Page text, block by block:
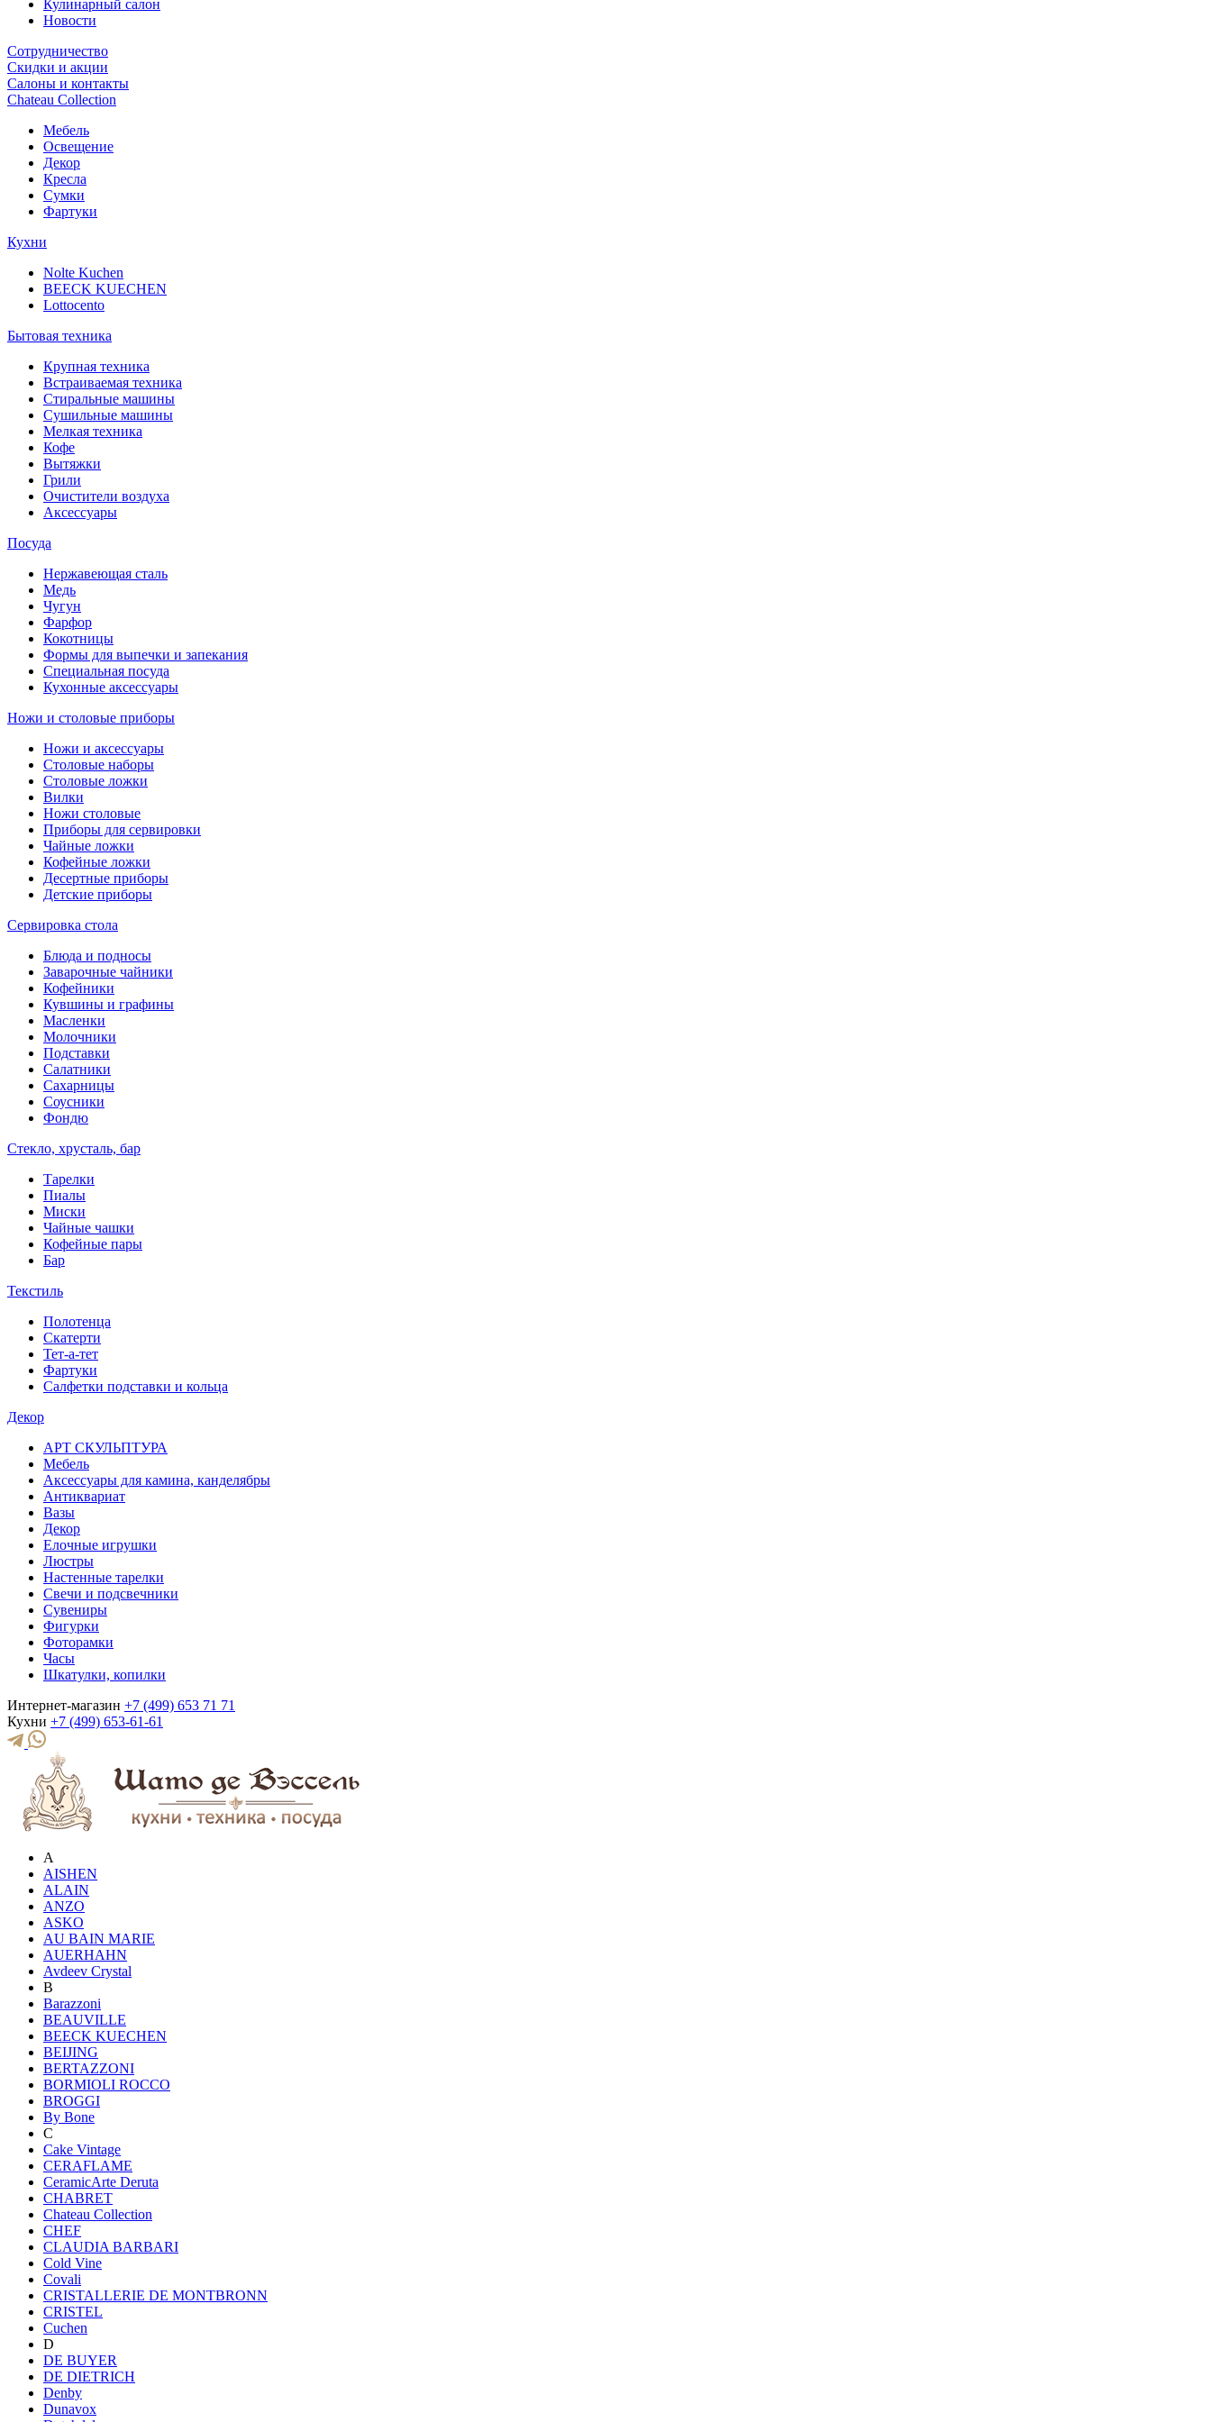
Кулинарный салон
Новости
Сотрудничество
Скидки и акции
Салоны и контакты
Chateau Collection
Мебель
Освещение
Декор
Кресла
Сумки
Фартуки
Кухни
Nolte Kuchen
BEECK KUECHEN
Lottocento
Бытовая техника
Крупная техника
Встраиваемая техника
Стиральные машины
Сушильные машины
Мелкая техника
Кофе
Вытяжки
Грили
Очистители воздуха
Аксессуары
Посуда
Нержавеющая сталь
Медь
Чугун
Фарфор
Кокотницы
Формы для выпечки и запекания
Специальная посуда
Кухонные аксессуары
Ножи и столовые приборы
Ножи и аксессуары
Столовые наборы
Столовые ложки
Вилки
Ножи столовые
Приборы для сервировки
Чайные ложки
Кофейные ложки
Десертные приборы
Детские приборы
Сервировка стола
Блюда и подносы
Заварочные чайники
Кофейники
Кувшины и графины
Масленки
Молочники
Подставки
Салатники
Сахарницы
Соусники
Фондю
Стекло, хрусталь, бар
Тарелки
Пиалы
Миски
Чайные чашки
Кофейные пары
Бар
Текстиль
Полотенца
Скатерти
Тет-а-тет
Фартуки
Салфетки подставки и кольца
Декор
АРТ СКУЛЬПТУРА
Мебель
Аксессуары для камина, канделябры
Антиквариат
Вазы
Декор
Елочные игрушки
Люстры
Настенные тарелки
Свечи и подсвечники
Сувениры
Фигурки
Фоторамки
Часы
Шкатулки, копилки
Интернет-магазин +7 (499) 653 71 71
Кухни +7 (499) 653-61-61
A
AISHEN
ALAIN
ANZO
ASKO
AU BAIN MARIE
AUERHAHN
Avdeev Crystal
B
Barazzoni
BEAUVILLE
BEECK KUECHEN
BEIJING
BERTAZZONI
BORMIOLI ROCCO
BROGGI
By Bone
C
Cake Vintage
CERAFLAME
CeramicArte Deruta
CHABRET
Chateau Collection
CHEF
CLAUDIA BARBARI
Cold Vine
Covali
CRISTALLERIE DE MONTBRONN
CRISTEL
Cuchen
D
DE BUYER
DE DIETRICH
Denby
Dunavox